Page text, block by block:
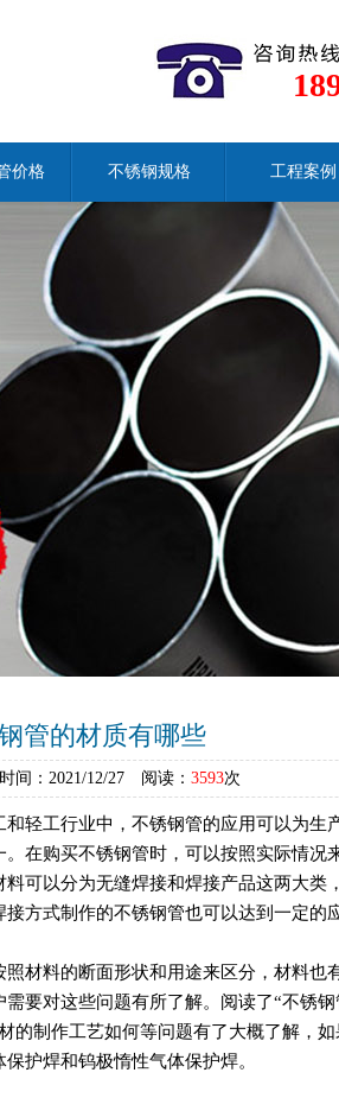
价格 不锈钢规格 工程案例
管的材质有哪些
间：2021/12/27 阅读： 3593次
轻工行业中，不锈钢管的应用可以为生
在购买不锈钢管时，可以按照实际情况
可以分为无缝焊接和焊接产品这两大类
方式制作的不锈钢管也可以达到一定的
材料的断面形状和用途来区分，材料也
要对这些问题有所了解。阅读了“不锈
制作工艺如何等问题有了大概了解，
护焊和钨极惰性气体保护焊。